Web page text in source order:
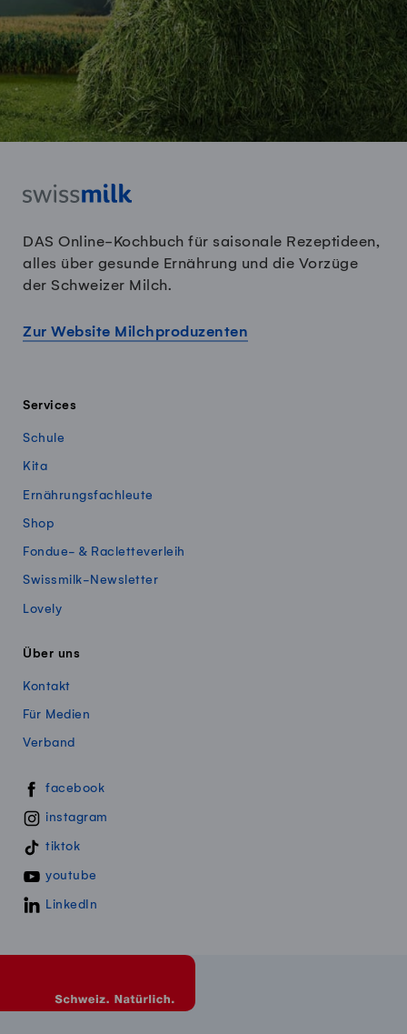
DAS Online-Kochbuch für saisonale Rezeptideen,
alles über gesunde Ernährung und die Vorzüge
der Schweizer Milch.
Zur Website Milchproduzenten
Services
Schule
Kita
Ernährungsfachleute
Shop
Fondue- & Racletteverleih
Swissmilk-Newsletter
Lovely
Über uns
Kontakt
Für Medien
Verband
Swissmillk auf Social Media
facebook
instagram
tiktok
youtube
LinkedIn